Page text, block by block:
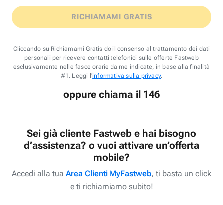
RICHIAMAMI GRATIS
Cliccando su Richiamami Gratis do il consenso al trattamento dei dati
personali per ricevere contatti telefonici sulle offerte Fastweb
esclusivamente nelle fasce orarie da me indicate, in base alla finalità
#1. Leggi l'informativa sulla privacy.
oppure chiama il 146
Sei già cliente Fastweb e hai bisogno
d’assistenza? o vuoi attivare un’offerta
mobile?
Accedi alla tua Area Clienti MyFastweb, ti basta un click
e ti richiamiamo subito!